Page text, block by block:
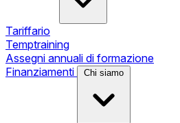
Tariffario
Temptraining
Assegni annuali di formazione
Finanziamenti
Chi siamo